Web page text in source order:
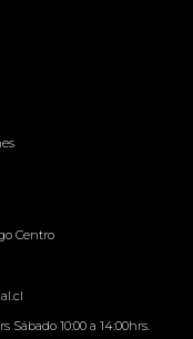
Centro
Sábado 10:00 a 14:00hrs.